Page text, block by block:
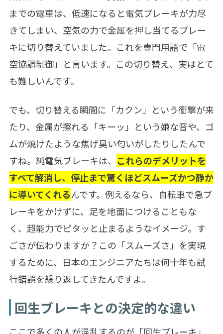
までの電車は、低速になると電気ブレーキが力尽
きてしまい、空気の力で金属を押し当てるブレー
キに切り替えていました。これを専門用語で「電
空協調制御」と言います。この切り替え、実はとて
も難しいんです。
でも、切り替える瞬間に「カクン」という衝撃が来
たり、金属が擦れる「キーッ」という嫌な音や、ゴ
ムが焼けたような焦げ臭い匂いがしたりしたんで
すね。純電気ブレーキは、 これらのデメリットを
すべて解消し、停止まで驚くほどスムーズかつ静か
に導いてくれるんです。例えるなら、自転車で急ブ
レーキをかけずに、足を地面につけることもな
く、超能力でピタッと止まるようなイメージ。す
ごさが伝わりますか？この「スムーズさ」を実現
するために、日本のエンジニアたちは何十年も試
行錯誤を繰り返してきたんですよ。
回生ブレーキとの決定的な違い